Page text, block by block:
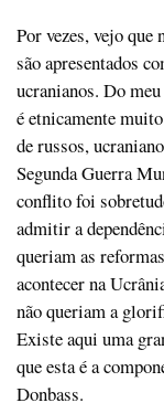
Por vezes, vejo que
são apresentados
ucranianos. Do
é etnicamente
de russos,
Segunda Guerra
conflito foi
admitir a
queriam as
acontecer na
não queriam a
Existe aqui uma
que esta é a
Donbass.